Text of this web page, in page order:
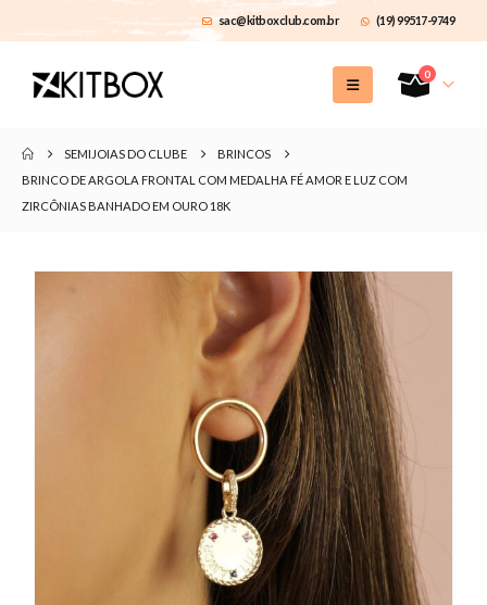
sac@kitboxclub.com.br (19) 99517-9749
0
SEMIJOIAS DO CLUBE
BRINCOS
BRINCO DE ARGOLA FRONTAL COM MEDALHA FÉ AMOR E LUZ COM
ZIRCÔNIAS BANHADO EM OURO 18K